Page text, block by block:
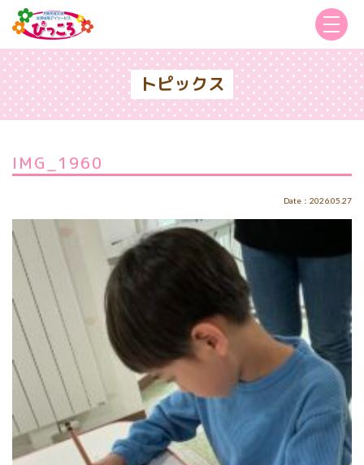
トピックス
IMG_1960
Date：2026.05.27